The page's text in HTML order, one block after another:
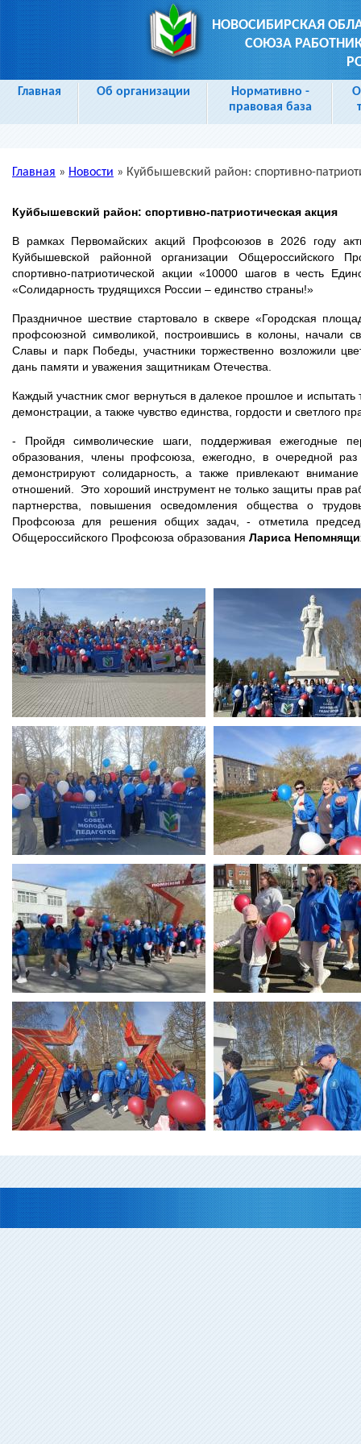
НОВОСИБИРСКАЯ
СОЮЗА
Главная Об организации
Нормативно -
правовая база
Главная » Новости » Куйбышевский район: спортивно-
Куйбышевский район: спортивно-патриотическая акция
В рамках Первомайских акций Профсоюзов в 2026 году
Куйбышевской районной организации Общероссийского
спортивно-патриотической акции «10000 шагов в честь
«Солидарность трудящихся России – единство страны!»
Праздничное шествие стартовало в сквере «Городская
профсоюзной символикой, построившись в колоны, начали
Славы и парк Победы, участники торжественно возложили
дань памяти и уважения защитникам Отечества.
Каждый участник смог вернуться в далекое прошлое и
демонстрации, а также чувство единства, гордости и светлого
- Пройдя символические шаги, поддерживая ежегодные
образования, члены профсоюза, ежегодно, в очередной
демонстрируют солидарность, а также привлекают
отношений. Это хороший инструмент не только защиты прав
партнерства, повышения осведомления общества о
Профсоюза для решения общих задач, - отметила
Общероссийского Профсоюза образования Лариса